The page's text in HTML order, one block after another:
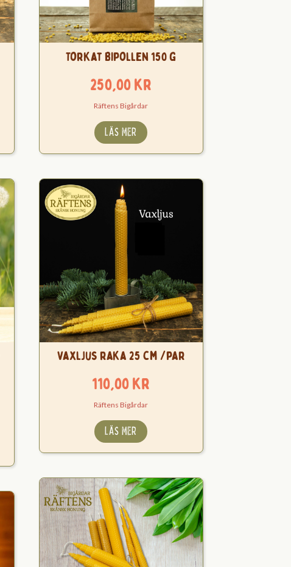
Torkat Bipollen 150 g
250,00kr
Räftens Bigårdar
LÄS MER
Vaxljus raka 25 cm /par
110,00kr
Räftens Bigårdar
LÄS MER